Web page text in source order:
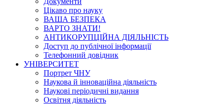
Цікаво про науку
ВАША БЕЗПЕКА
ВАРТО ЗНАТИ!
АНТИКОРУПЦІЙНА ДІЯЛЬНІСТЬ
Доступ до публічної інформації
Телефонний довідник
УНІВЕРСИТЕТ
Портрет ЧНУ
Наукова й інноваційна діяльність
Наукові періодичні видання
Освітня діяльність